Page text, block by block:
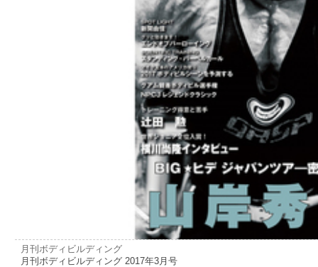
月刊ボディビルディング
月刊ボディビルディング 2017年3月号